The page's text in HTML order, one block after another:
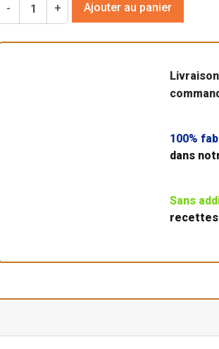
- + Ajouter au panier
100%
dans
Sans
recettes